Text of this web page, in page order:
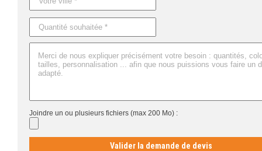
Joindre un ou plusieurs fichiers (max 200 Mo) :
Valider la demande de devis